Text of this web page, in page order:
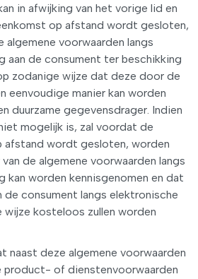
in afwijking van het vorige lid en
op afstand wordt gesloten,
voorwaarden langs
aan de consument ter beschikking
zodanige wijze dat deze door de
eenvoudige manier kan worden
duurzame gegevensdrager. Indien
mogelijk is, zal voordat de
afstand wordt gesloten, worden
de algemene voorwaarden langs
kan worden kennisgenomen en dat
de consument langs elektronische
kosteloos zullen worden
naast deze algemene voorwaarden
product- of dienstenvoorwaarden